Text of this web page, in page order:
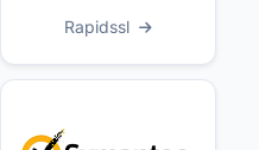
Rapidssl